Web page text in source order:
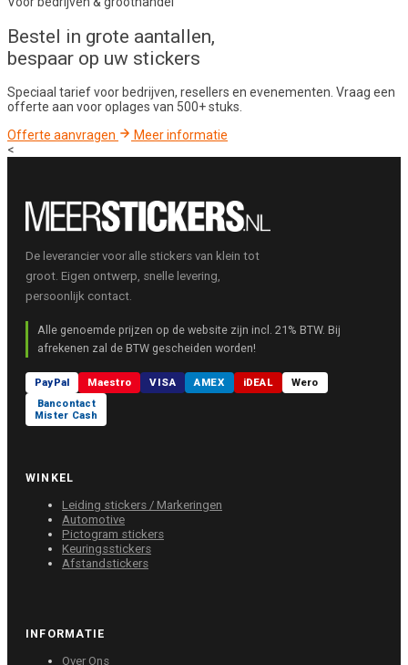
Bestel in grote aantallen,
bespaar op uw stickers
Speciaal tarief voor bedrijven, resellers en evenementen. Vraag een
offerte aan voor oplages van 500+ stuks.
Offerte aanvragen
Meer informatie
<
De leverancier voor alle stickers van klein tot
groot. Eigen ontwerp, snelle levering,
persoonlijk contact.
Alle genoemde prijzen op de website zijn incl. 21% BTW. Bij
afrekenen zal de BTW gescheiden worden!
PayPal Maestro VISA AMEX iDEAL Wero
Bancontact
Mister Cash
WINKEL
Leiding stickers / Markeringen
Automotive
Pictogram stickers
Keuringsstickers
Afstandstickers
INFORMATIE
Over Ons